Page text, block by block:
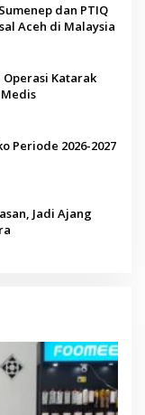
dan PTIQ
Aceh di Malaysia
Operasi Katarak
Periode 2026-2027
Jadi Ajang